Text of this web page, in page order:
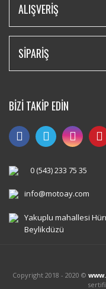
ALIŞVERİŞ
SİPARİŞ
BİZİ TAKİP EDİN
0 (543) 233 75 35
info@motoay.com
Yakuplu mahallesi
Beylikdüzü
Copyright 2018 - 2020 ©